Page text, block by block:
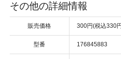
その他の詳細情報
販売価格 300円(税込330
型番 176845883